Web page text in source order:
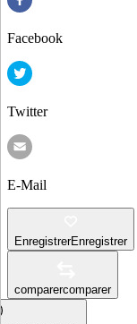
Facebook
Twitter
E-Mail
EnregistrerEnregistrer
comparercomparer